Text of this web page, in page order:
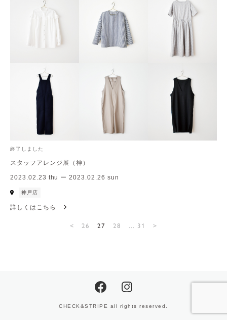
終了しました
スタッフアレンジ展（神）
2023.02.23 thu ー 2023.02.26 sun
神戸店
詳しくはこちら
< 26 27 28 ... 31 >
CHECK&STRIPE all rights reserved.